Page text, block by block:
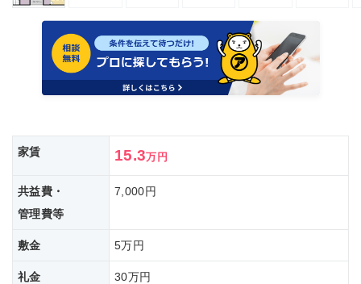
家賃 15.3万円
共益費・
管理費等
7,000円
敷金 5万円
礼金 30万円